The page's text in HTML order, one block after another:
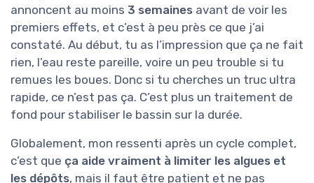
annoncent au moins 3 semaines avant de voir les
premiers effets, et c’est à peu près ce que j’ai
constaté. Au début, tu as l’impression que ça ne fait
rien, l’eau reste pareille, voire un peu trouble si tu
remues les boues. Donc si tu cherches un truc ultra
rapide, ce n’est pas ça. C’est plus un traitement de
fond pour stabiliser le bassin sur la durée.
Globalement, mon ressenti après un cycle complet,
c’est que ça aide vraiment à limiter les algues et
les dépôts, mais il faut être patient et ne pas